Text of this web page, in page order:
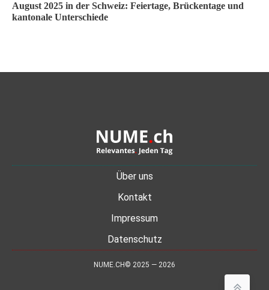
August 2025 in der Schweiz: Feiertage, Brückentage und
kantonale Unterschiede
Über uns
Kontakt
Impressum
Datenschutz
NUME.CH© 2025 — 2026